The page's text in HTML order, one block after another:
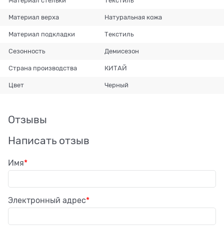
Материал верха Натуральная кожа
Материал подкладки Текстиль
Сезонность Демисезон
Страна производства КИТАЙ
Цвет Черный
Отзывы
Написать отзыв
Имя
Электронный адрес